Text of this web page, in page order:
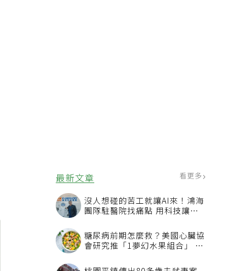
最新文章 看更多
沒人想碰的苦工就讓AI來！鴻海
團隊駐醫院找痛點 用科技讓醫
糖尿病前期怎麼救？美國心臟協
會研究推「1夢幻水果組合」 酪